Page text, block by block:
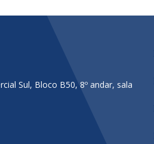
Sul, Bloco B50, 8º andar, sala